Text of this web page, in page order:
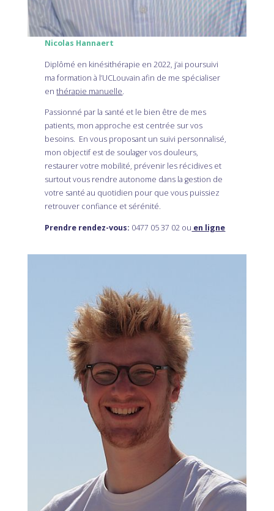
Nicolas Hannaert
Diplômé en kinésithérapie en 2022, j’ai poursuivi
ma formation à l’UCLouvain afin de me spécialiser
enthérapie manuelle.
Passionné par la santé et le bien être de mes
patients, mon approche est centrée sur vos
besoins. En vous proposant un suivi personnalisé,
mon objectif est de soulager vos douleurs,
restaurer votre mobilité, prévenir les récidives et
surtout vous rendre autonome dans la gestion de
votre santé au quotidien pour que vous puissiez
retrouver confiance et sérénité.
Prendre rendez-vous: 0477 05 37 02 ou en ligne